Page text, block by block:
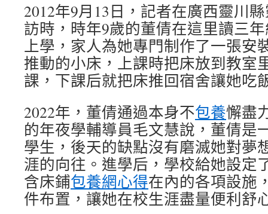
2012年9月13日，記者在廣西靈川
訪時，時年9歲的董倩在這里讀三
上學，家人為她專門制作了一張安
推動的小床，上課時把床放到教室
課，下課后就把床推回宿舍讓她吃
2022年，董倩通過本身不包養懈盡
的年夜學輔導員毛文慧說，董倩是
學生，後天的缺點沒有磨滅她對夢
涯的向往。進學后，學校給她設定
含床鋪包養網心得在內的各項設施
件布置，讓她在校生涯盡量便利舒